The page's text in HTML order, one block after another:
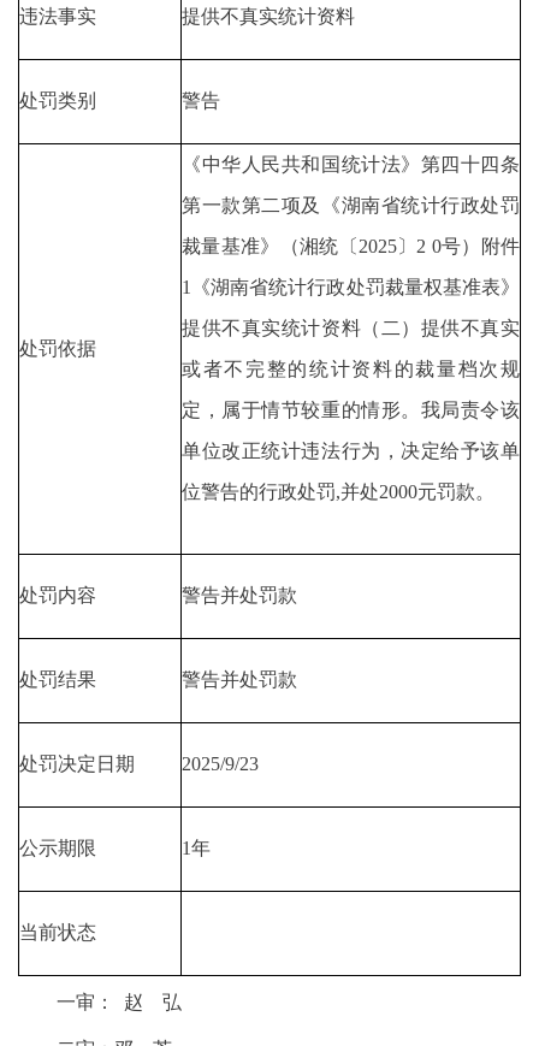
违法事实 提供不真实统计资料
处罚类别 警告
处罚依据
《中华人民共和国统计法》第四十四条
第一款第二项及《湖南省统计行政处罚
裁量基准》（湘统〔2025〕2 0号）附件
1《湖南省统计行政处罚裁量权基准表》
提供不真实统计资料（二）提供不真实
或者不完整的统计资料的裁量档次规
定，属于情节较重的情形。我局责令该
单位改正统计违法行为，决定给予该单
位警告的行政处罚,并处2000元罚款。
处罚内容 警告并处罚款
处罚结果 警告并处罚款
处罚决定日期 2025/9/23
公示期限 1年
当前状态
一审： 赵 弘